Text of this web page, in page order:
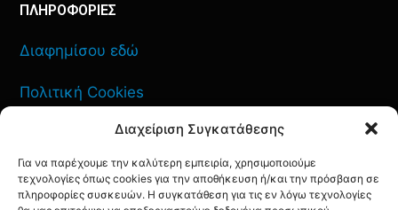
Διαχείριση Συγκατάθεσης
Για να παρέχουμε την καλύτερη εμπειρία, χρησιμοποιούμε
τεχνολογίες όπως cookies για την αποθήκευση ή/και την πρόσβαση σε
πληροφορίες συσκευών. Η συγκατάθεση για τις εν λόγω τεχνολογίες
ΠΛΗΡΟΦΟΡΙΕΣ
Διαφημίσου εδώ
Πολιτική Cookies
Πολιτική Απορρήτου